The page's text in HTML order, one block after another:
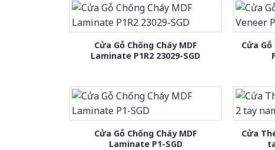
Cửa Gỗ Chống Cháy MDF
Laminate P1R2 23029-SGD
Cửa
Cửa Gỗ Chống Cháy MDF
Laminate P1-SGD
Cửa